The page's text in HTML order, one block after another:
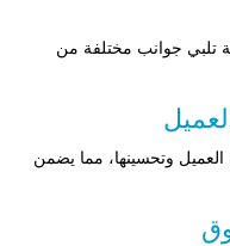
تلبي جوانب مختلفة من
وتحسينها، مما يضمن